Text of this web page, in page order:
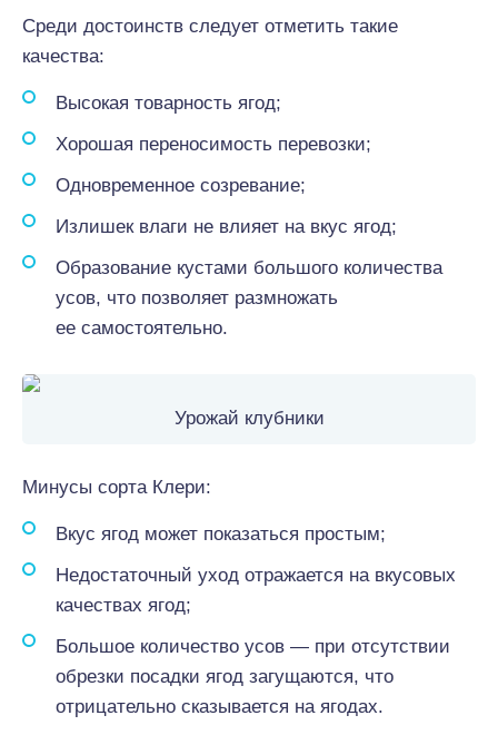
Среди достоинств следует отметить такие
качества:
Высокая товарность ягод;
Хорошая переносимость перевозки;
Одновременное созревание;
Излишек влаги не влияет на вкус ягод;
Образование кустами большого количества
усов, что позволяет размножать
ее самостоятельно.
Урожай клубники
Минусы сорта Клери:
Вкус ягод может показаться простым;
Недостаточный уход отражается на вкусовых
качествах ягод;
Большое количество усов — при отсутствии
обрезки посадки ягод загущаются, что
отрицательно сказывается на ягодах.